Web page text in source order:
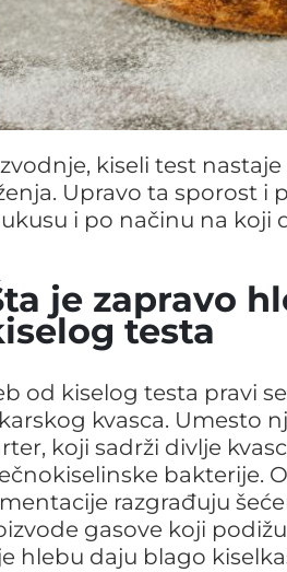
kiseli test nastaje
Upravo ta sporost i
i po načinu na koji
je zapravo
testa
od kiselog testa pravi
kvasca. Umesto
koji sadrži divlje
bakterije.
razgrađuju
gasove koji
hlebu daju blago